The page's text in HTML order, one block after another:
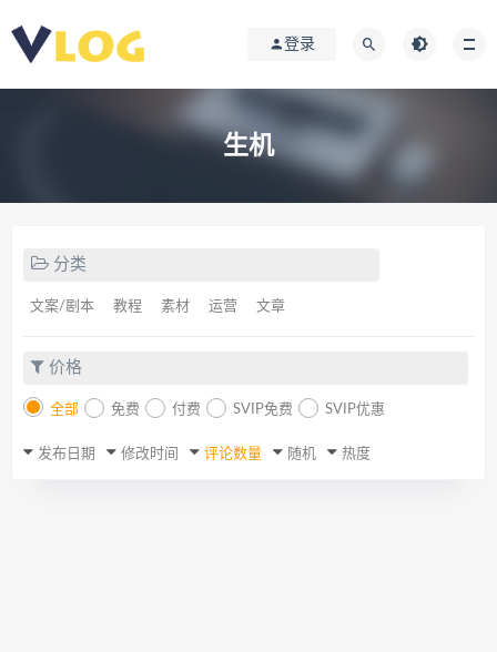
登录
生机
分类
文案/剧本 教程 素材 运营 文章
价格
全部 免费 付费 SVIP免费 SVIP优惠
发布日期 修改时间 评论数量 随机 热度